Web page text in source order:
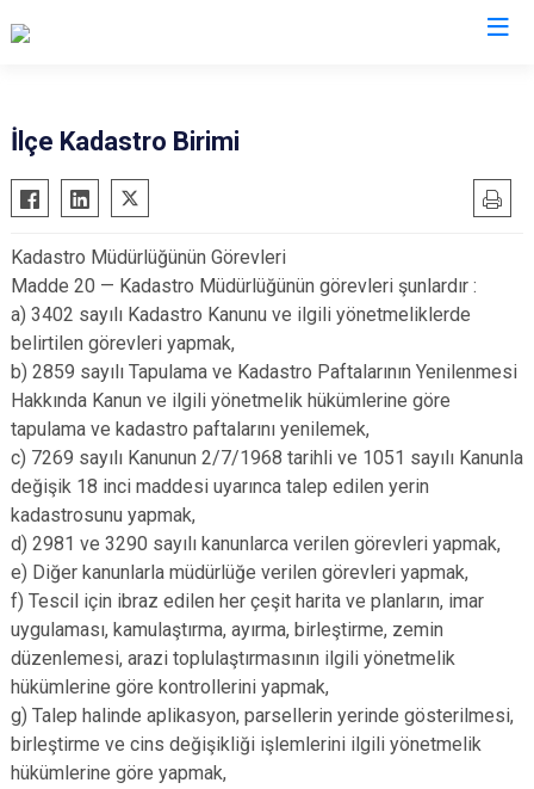
Büyükorhan
Gemlik
Gürsu
Harmancık
İnegöl
İznik
Karacabey
Keles
Kestel
Nilüfer
Orhaneli
Osmangazi
Yenişehir
Yıldırım
İlçe Kadastro Birimi
Kadastro Müdürlüğünün Görevleri
Madde 20 — Kadastro Müdürlüğünün görevleri şunlardır :
a) 3402 sayılı Kadastro Kanunu ve ilgili yönetmeliklerde
belirtilen görevleri yapmak,
b) 2859 sayılı Tapulama ve Kadastro Paftalarının Yenilenmesi
Hakkında Kanun ve ilgili yönetmelik hükümlerine göre
tapulama ve kadastro paftalarını yenilemek,
c) 7269 sayılı Kanunun 2/7/1968 tarihli ve 1051 sayılı Kanunla
değişik 18 inci maddesi uyarınca talep edilen yerin
kadastrosunu yapmak,
d) 2981 ve 3290 sayılı kanunlarca verilen görevleri yapmak,
e) Diğer kanunlarla müdürlüğe verilen görevleri yapmak,
f) Tescil için ibraz edilen her çeşit harita ve planların, imar
uygulaması, kamulaştırma, ayırma, birleştirme, zemin
düzenlemesi, arazi toplulaştırmasının ilgili yönetmelik
hükümlerine göre kontrollerini yapmak,
g) Talep halinde aplikasyon, parsellerin yerinde gösterilmesi,
birleştirme ve cins değişikliği işlemlerini ilgili yönetmelik
hükümlerine göre yapmak,